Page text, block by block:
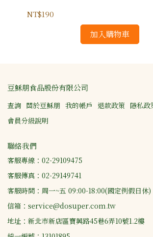
NT$190
加入購物車
豆穌朋食品股份有限公司
查詢 關於豆穌朋 我的帳戶 退款政策 隱私政
會員分級說明
聯絡我們
客服專線：02-29109475
客服傳真：02-29149741
客服時間：周一~五 09:00-18:00(國定例假日休)
信箱：service@dosuper.com.tw
地址：新北市新店區寶興路45巷6弄10號1.2樓